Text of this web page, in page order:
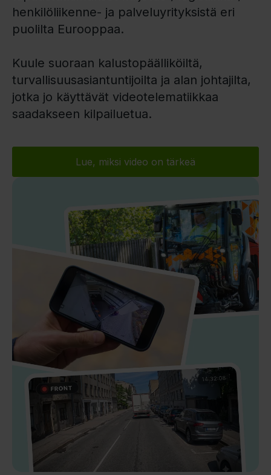
henkilöliikenne- ja palveluyrityksistä eri
puolilta Eurooppaa.
Kuule suoraan kalustopäälliköiltä,
turvallisuusasiantuntijoilta ja alan johtajilta,
jotka jo käyttävät videotelematiikkaa
saadakseen kilpailuetua.
Lue, miksi video on tärkeä